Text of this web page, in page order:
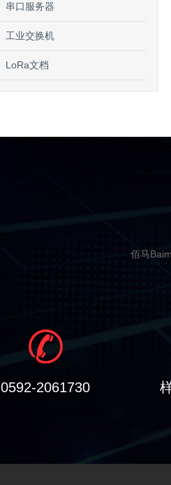
串口服务器
工业交换机
LoRa文档
佰马
0592-2061730